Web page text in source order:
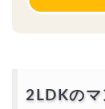
2LDKのマ